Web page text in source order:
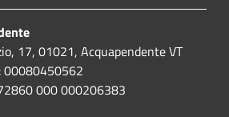
17, 01021, Acquapendente VT
00080450562
000 000206383